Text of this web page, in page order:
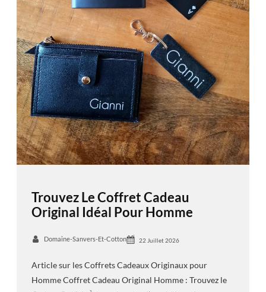
Trouvez Le Coffret Cadeau
Original Idéal Pour Homme
Domaine-Sanvers-Et-Cotton 22 Juillet 2026
Article sur les Coffrets Cadeaux Originaux pour
Homme Coffret Cadeau Original Homme : Trouvez le